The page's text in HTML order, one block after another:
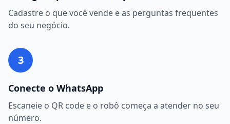
Cadastre o que você vende e as perguntas frequentes
do seu negócio.
3
Conecte o WhatsApp
Escaneie o QR code e o robô começa a atender no seu
número.